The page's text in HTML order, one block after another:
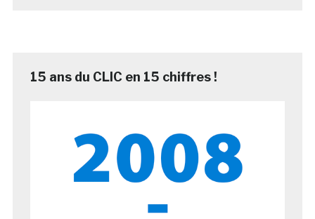
15 ans du CLIC en 15 chiffres !